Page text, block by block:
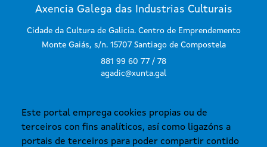
Este portal emprega cookies propias ou de
terceiros con fins analíticos, así como ligazóns a
portais de terceiros para poder compartir contido
Axencia Galega das Industrias Culturais
Cidade da Cultura de Galicia. Centro de Emprendemento
Monte Gaiás, s/n. 15707 Santiago de Compostela
881 99 60 77 / 78
agadic@xunta.gal
SUBSCRÍBETE AO BOLETÍN